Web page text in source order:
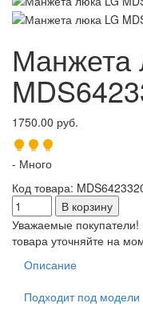
Манжета
1750.00 руб.
- Много
Код товара:
Уважаемые
товара уточняйте на
Описание
Подходит под модели